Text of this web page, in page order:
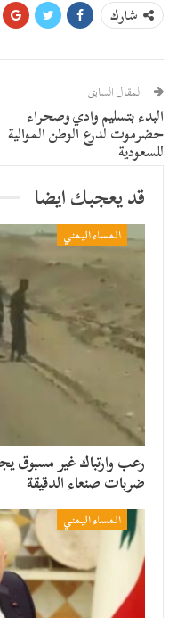
شارك
المقال السابق
البدء بتسليم وادي وصحراء
حضرموت لدرع الوطن الموالية
للسعودية
قد يعجبك ايضا
المساء اليمني
رعب وارتباك غير مسبوق
ضربات صنعاء الدقيقة
المساء اليمني